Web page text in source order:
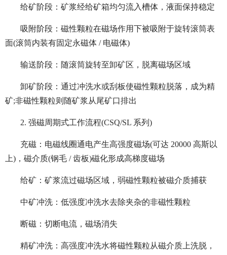
给矿阶段：矿浆经给矿箱均匀流入槽体，液面保持稳定
吸附阶段：磁性颗粒在磁场作用下被吸附于旋转滚筒表
面(滚筒内装有固定永磁体 / 电磁体)
输送阶段：随滚筒旋转至卸矿区，脱离磁场区域
卸矿阶段：通过冲洗水或刮板使磁性颗粒脱落，成为精
矿;非磁性颗粒则随矿浆从尾矿口排出
2. 强磁周期式工作流程(CSQ/SL 系列)
充磁：电磁线圈通电产生高强度磁场(可达 20000 高斯以
上)，磁介质(钢毛 / 齿板)磁化形成高梯度磁场
给矿：矿浆流过磁场区域，弱磁性颗粒被磁介质捕获
中矿冲洗：低强度冲洗水去除夹杂的非磁性颗粒
断磁：切断电流，磁场消失
精矿冲洗：高强度冲洗水将磁性颗粒从磁介质上洗脱，